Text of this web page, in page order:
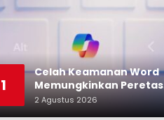
1
Celah Keamanan Word
Memungkinkan Peretas
Menyusup ke Microsoft
Copilot
2 Agustus 2026